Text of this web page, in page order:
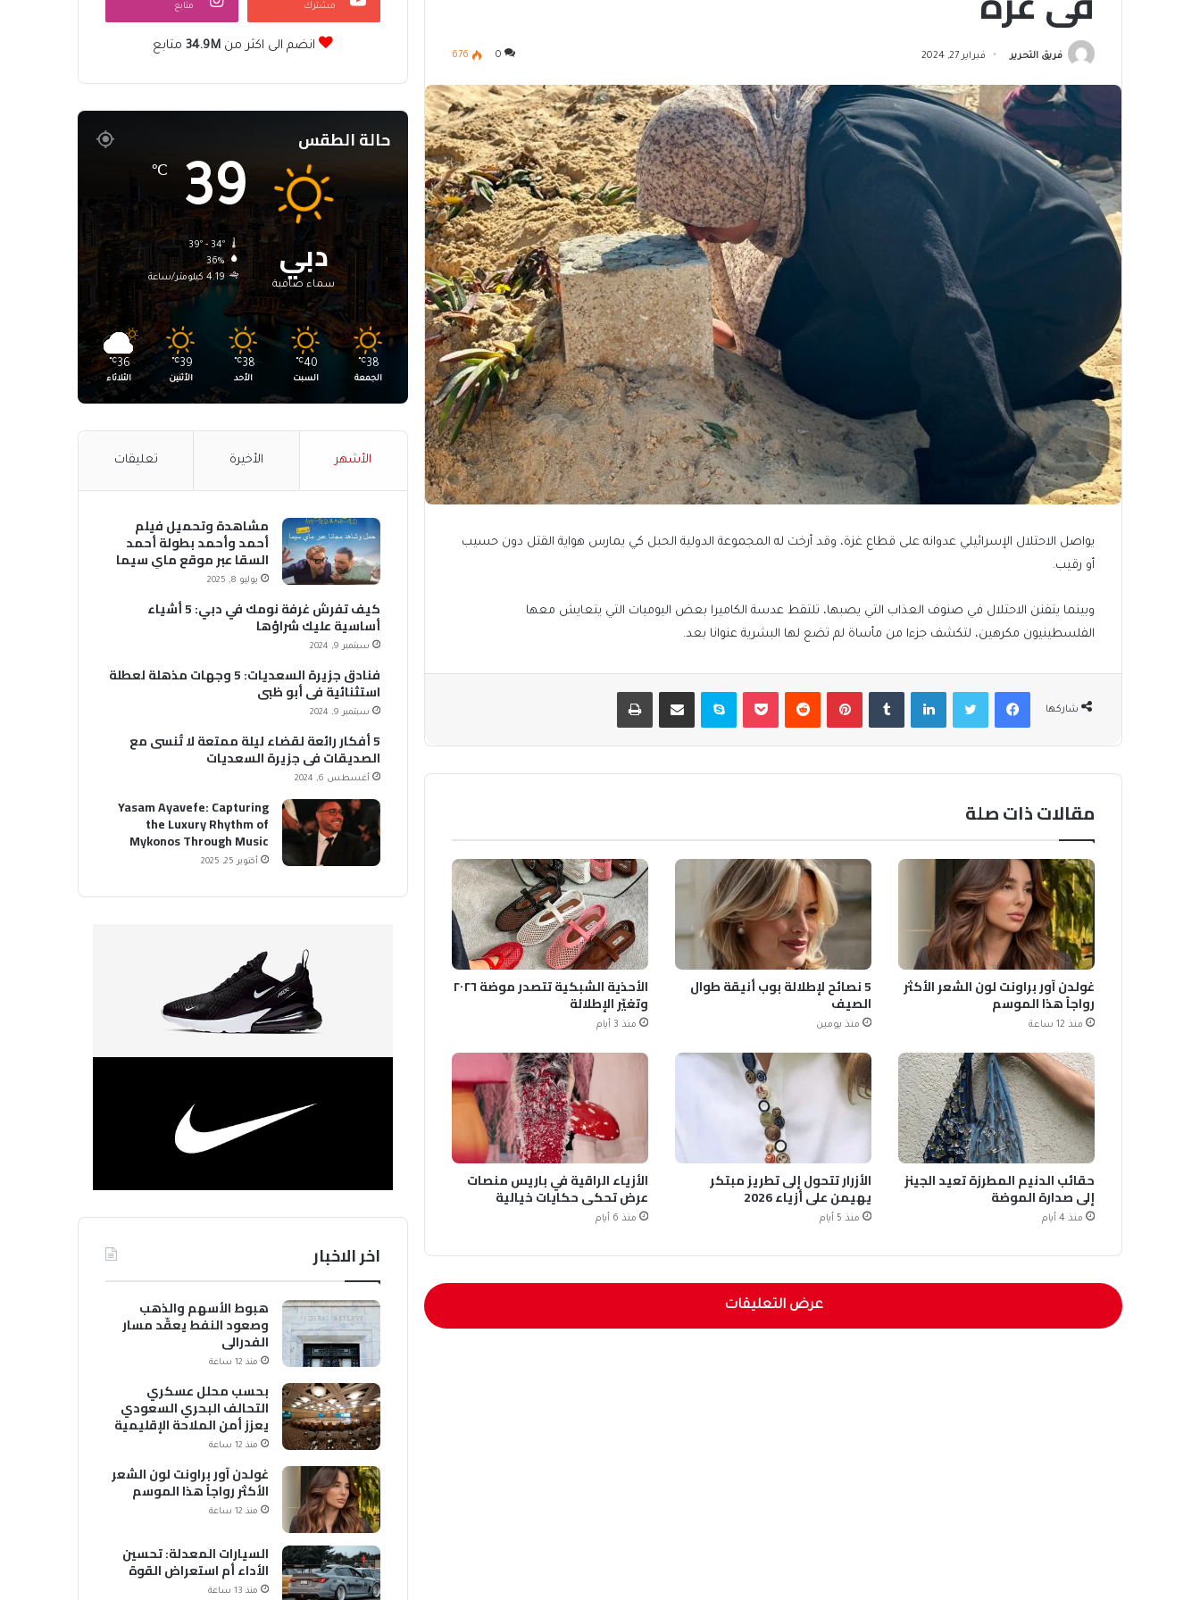
فريق التحرير فبراير 27, 2024 0
676
يواصل الاحتلال الإسرائيلي عدوانه على قطاع غزة، وقد أرخت له المجموعة الدولية الحبل كي يمارس هواية القتل دون حسيب
أو رقيب.
وبينما يتفنن الاحتلال في صنوف العذاب التي يصبها، تلتقط عدسة الكاميرا بعض اليوميات التي يتعايش معها
الفلسطينيون مكرهين، لتكشف جزءا من مأساة لم تضع لها البشرية عنوانا بعد.
شاركها
فيسبوكتويتر لينكدإن بينتيريست بوكيت سكايب مشاركة عبر البريد طباعة
مقالات ذات صلة
غولدن آور براونت لون الشعر الأكثر
رواجاً هذا الموسم
منذ 12 ساعة
5 نصائح لإطلالة بوب أنيقة طوال
الصيف
منذ يومين
الأحذية الشبكية تتصدر موضة ٢٠٢٦
وتغيّر الإطلالة
منذ 3 أيام
حقائب الدنيم المطرزة تعيد الجينز
إلى صدارة الموضة
منذ 4 أيام
الأزرار تتحول إلى تطريز مبتكر
يهيمن على أزياء 2026
منذ 5 أيام
الأزياء الراقية في باريس منصات
عرض تحكي حكايات خيالية
منذ 6 أيام
عرض التعليقات
مشترك متابع
انضم الى اكثر من34.9M متابع
حالة الطقس
دبي
سماء صافية
39
℃
39º - 34º
36%
4.19 كيلومتر/ساعة
38
℃
الجمعة
40
℃
السبت
38
℃
الأحد
39
℃
الأثنين
36
℃
الثلاثاء
الأشهر الأخيرة تعليقات
مشاهدة وتحميل فيلم
أحمد وأحمد بطولة أحمد
السقا عبر موقع ماي سيما
MyCima (وي سيما WeCima)
يوليو 8, 2025
كيف تفرش غرفة نومك في دبي: 5 أشياء
أساسية عليك شراؤها
سبتمبر 9, 2024
فنادق جزيرة السعديات: 5 وجهات مذهلة لعطلة
استثنائية في أبو ظبي
سبتمبر 9, 2024
5 أفكار رائعة لقضاء ليلة ممتعة لا تُنسى مع
الصديقات في جزيرة السعديات
أغسطس 6, 2024
Yasam Ayavefe: Capturing
the Luxury Rhythm of
Mykonos Through Music
أكتوبر 25, 2025
اخر الاخبار
هبوط الأسهم والذهب
وصعود النفط يعقّد مسار
الفدرالي
منذ 12 ساعة
بحسب محلل عسكري
التحالف البحري السعودي
يعزز أمن الملاحة الإقليمية
والدولية
منذ 12 ساعة
غولدن آور براونت لون الشعر
الأكثر رواجاً هذا الموسم
منذ 12 ساعة
السيارات المعدلة: تحسين
الأداء أم استعراض القوة
منذ 13 ساعة